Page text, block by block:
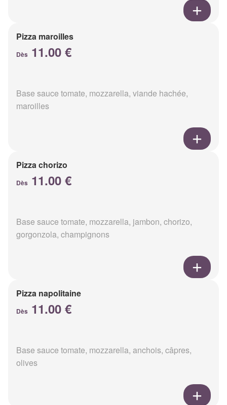
Pizza maroilles
Dès 11.00 €
Base sauce tomate, mozzarella, viande hachée,
maroilles
Pizza chorizo
Dès 11.00 €
Base sauce tomate, mozzarella, jambon, chorizo,
gorgonzola, champignons
Pizza napolitaine
Dès 11.00 €
Base sauce tomate, mozzarella, anchois, câpres,
olives